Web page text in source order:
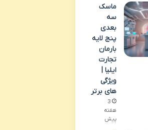
ماسک
سه
بعدی
پنج لایه
بارمان
تجارت
ایلیا |
ویژگی
های برتر
3
هفته
پیش